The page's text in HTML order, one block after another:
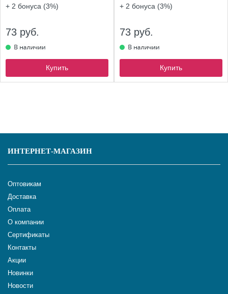
+ 2 бонуса (3%)
73 руб.
Купить
+ 2 бонуса (3%)
73 руб.
Купить
ИНТЕРНЕТ-МАГАЗИН
Оптовикам
Доставка
Оплата
О компании
Сертификаты
Контакты
Акции
Новинки
Новости